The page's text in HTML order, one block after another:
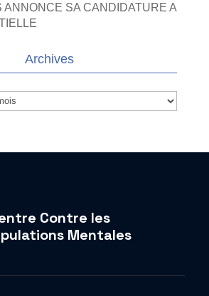
ANNONCE SA CANDIDATURE A
Archives
Contre les
Mentales